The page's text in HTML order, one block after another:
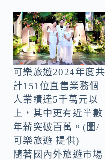
可樂旅遊2024年度共
計151位直售業務個
人業績達5千萬元以
上，其中更有近半數
年薪突破百萬。(圖/
可樂旅遊 提供)
隨著國內外旅遊市場